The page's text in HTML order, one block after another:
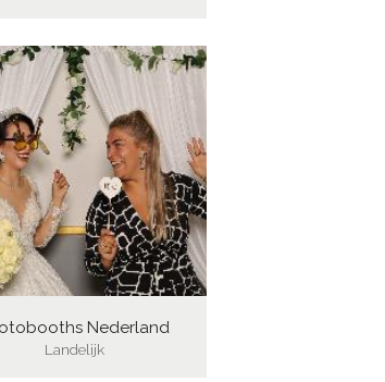
Nederland
Landelijk